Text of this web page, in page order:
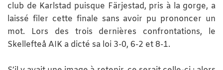
club de Karlstad puisque Färjestad, pris à la gorge, a
laissé filer cette finale sans avoir pu prononcer un
mot. Lors des trois dernières confrontations, le
Skellefteå AIK a dicté sa loi 3-0, 6-2 et 8-1.